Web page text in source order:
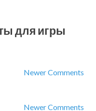
для игры
Newer Comments
Newer Comments